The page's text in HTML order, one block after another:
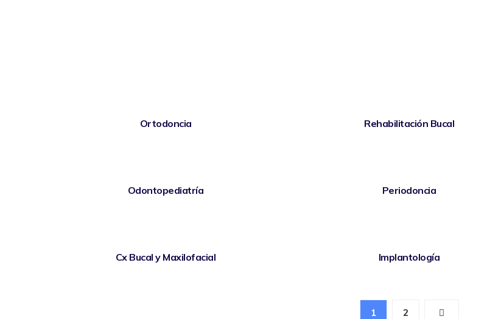
Ortodoncia Rehabilitación Bucal
Odontopediatría Periodoncia
Cx Bucal y Maxilofacial Implantología
1 2